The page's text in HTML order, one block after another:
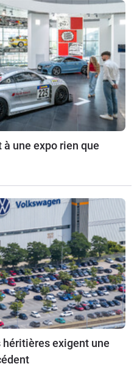
une expo rien que
exigent une